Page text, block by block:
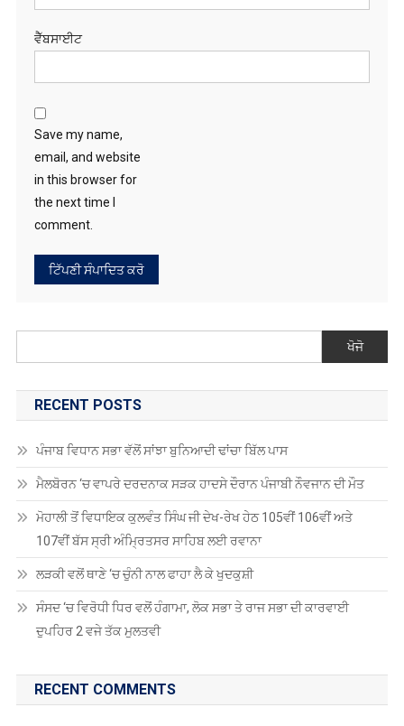
ਵੈੱਬਸਾਈਟ
Save my name,
email, and website
in this browser for
the next time I
comment.
ਖੋਜੋ
RECENT POSTS
ਪੰਜਾਬ ਵਿਧਾਨ ਸਭਾ ਵੱਲੋਂ ਸਾਂਝਾ ਬੁਨਿਆਦੀ ਢਾਂਚਾ ਬਿੱਲ ਪਾਸ
ਮੈਲਬੋਰਨ ‘ਚ ਵਾਪਰੇ ਦਰਦਨਾਕ ਸੜਕ ਹਾਦਸੇ ਦੌਰਾਨ ਪੰਜਾਬੀ ਨੌਵਜਾਨ ਦੀ ਮੌਤ
ਮੋਹਾਲੀ ਤੋਂ ਵਿਧਾਇਕ ਕੁਲਵੰਤ ਸਿੰਘ ਜੀ ਦੇਖ-ਰੇਖ ਹੇਠ 105ਵੀਂ 106ਵੀਂ ਅਤੇ
107ਵੀਂ ਬੱਸ ਸ੍ਰੀ ਅੰਮ੍ਰਿਤਸਰ ਸਾਹਿਬ ਲਈ ਰਵਾਨਾ
ਲੜਕੀ ਵਲੋਂ ਥਾਣੇ ‘ਚ ਚੁੰਨੀ ਨਾਲ ਫਾਹਾ ਲੈ ਕੇ ਖੁਦਕੁਸ਼ੀ
ਸੰਸਦ ‘ਚ ਵਿਰੋਧੀ ਧਿਰ ਵਲੋਂ ਹੰਗਾਮਾ, ਲੋਕ ਸਭਾ ਤੇ ਰਾਜ ਸਭਾ ਦੀ ਕਾਰਵਾਈ
ਦੁਪਹਿਰ 2 ਵਜੇ ਤੱਕ ਮੁਲਤਵੀ
RECENT COMMENTS